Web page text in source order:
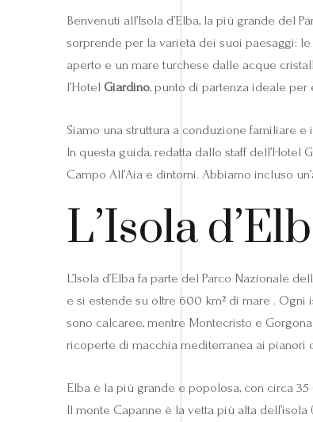
Benvenuti all’Isola d’Elba, la più grande del
sorprende per la varietà dei suoi paesaggi:
aperto e un mare turchese dalle acque
l’Hotel Giardino, punto di partenza ideale per
Siamo una struttura a conduzione familiare
In questa guida, redatta dallo staff
Campo All’Aia e dintorni. Abbiamo incluso
L’Isola
L’Isola d’Elba fa parte del Parco Nazionale
e si estende su oltre 600 km² di mare .
sono calcaree, mentre Montecristo e
ricoperte di macchia mediterranea ai pianori
Elba è la più grande e popolosa, con circa
Il monte Capanne è la vetta più alta